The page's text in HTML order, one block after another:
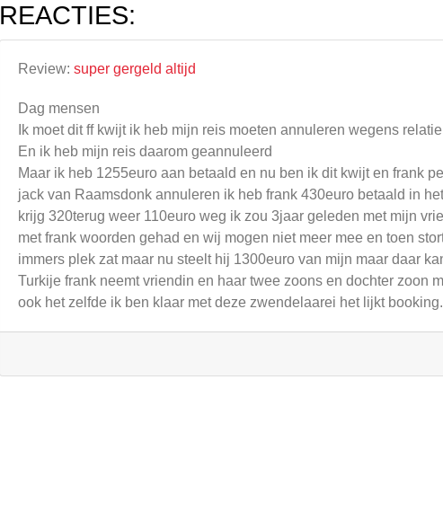
REACTIES:
Review: super gergeld altijd
Dag mensen
Ik moet dit ff kwijt ik heb mijn reis moeten annuleren wegens
En ik heb mijn reis daarom geannuleerd
Maar ik heb 1255euro aan betaald en nu ben ik dit kwijt en frank
jack van Raamsdonk annuleren ik heb frank 430euro betaald in
krijg 320terug weer 110euro weg ik zou 3jaar geleden met mijn
met frank woorden gehad en wij mogen niet meer mee en toen
immers plek zat maar nu steelt hij 1300euro van mijn maar daar
Turkije frank neemt vriendin en haar twee zoons en dochter zoon
ook het zelfde ik ben klaar met deze zwendelaarei het lijkt